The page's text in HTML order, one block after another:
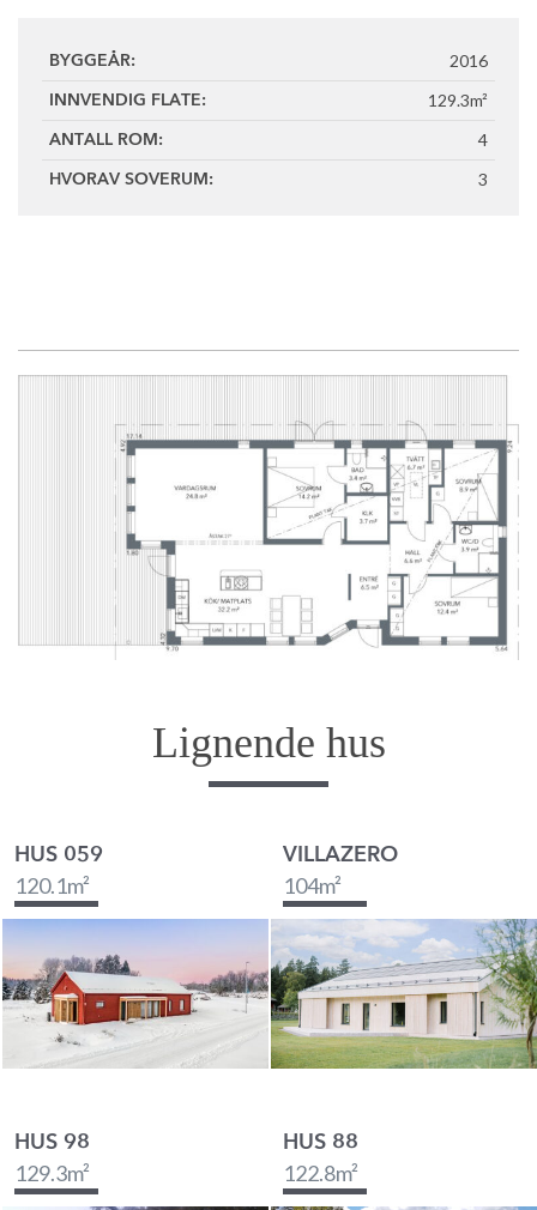
BYGGEÅR: 2016
INNVENDIG FLATE: 129.3m²
ANTALL ROM: 4
HVORAV SOVERUM: 3
Lignende hus
HUS 059
120.1m²
VILLAZERO
104m²
HUS 98
129.3m²
HUS 88
122.8m²